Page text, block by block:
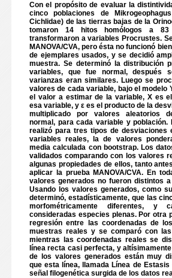
Con el propósito de evaluar la
cinco poblaciones de
Cichlidae) de las tierras bajas de la
tomaron 14 hitos homólogos a
transformaron a variables Procrustes.
MANOVA/CVA, pero ésta no funcionó
de ejemplares usados, y se decidió
muestra. Se determinó la distribución
variables, que fue normal, después
varianzas eran similares. Luego se
valores de cada variable, bajo el modelo
el valor a estimar de la variable, X es
esa variable, y ε es el producto de la
multiplicado por valores aleatorios
normal, para cada variable y población.
realizó para tres tipos de desviaciones
variables reales, la de valores
media calculada con bootstrap. Los
validados comparando con los valores
algunas propiedades de ellos, tanto
aplicar la prueba MANOVA/CVA. En
valores generados no fueron distintos
Usando los valores generados, como
determinó, estadísticamente, que las
morfométricamente diferentes, y
consideradas especies plenas. Por otra
regresión entre las coordenadas de
muestras reales y se comparó con
mientras las coordenadas reales se
línea recta casi perfecta, y
de los valores generados están muy
que esta línea, llamada Línea de
señal filogenética surgida de los datos